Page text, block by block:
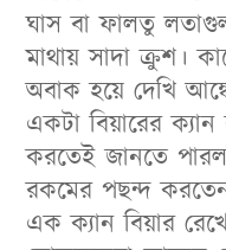
ঘাস বা ফালতু
মাথায় সাদা ক্রুশ।
অবাক হয়ে দেখি
একটা বিয়ারের
করতেই জানতে
রকমের পছন্দ
এক ক্যান বিয়ার